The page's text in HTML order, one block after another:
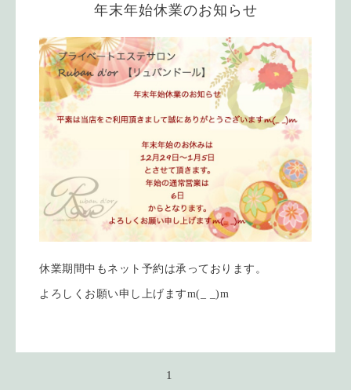
年末年始休業のお知らせ
休業期間中もネット予約は承っております。
よろしくお願い申し上げますm(_ _)m
1